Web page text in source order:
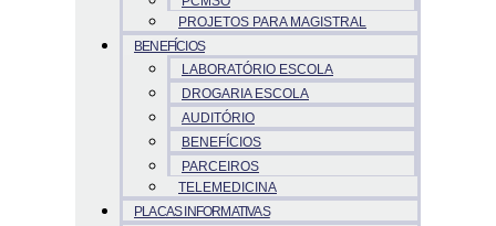
PROJETOS PARA MAGISTRAL
BENEFÍCIOS
LABORATÓRIO ESCOLA
DROGARIA ESCOLA
AUDITÓRIO
BENEFÍCIOS
PARCEIROS
TELEMEDICINA
PLACAS INFORMATIVAS